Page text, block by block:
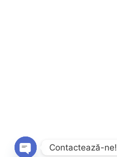
Contactează-ne!